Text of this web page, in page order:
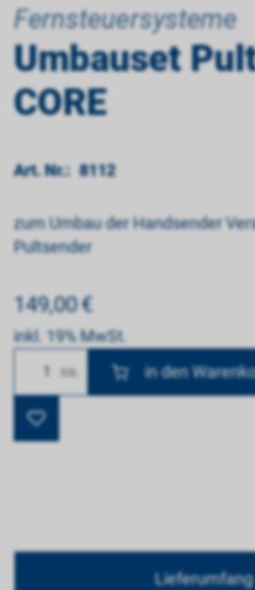
Fernsteuersysteme
Umbauset
CORE
Art. Nr.: 8112
zum Umbau der Handsender
Pultsender
149,00€
inkl. 19% MwSt.
Anzahl Stk.
Lieferumfang